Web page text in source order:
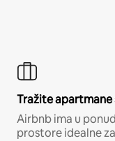
Tražite apartmane
Airbnb ima u
prostore idealne